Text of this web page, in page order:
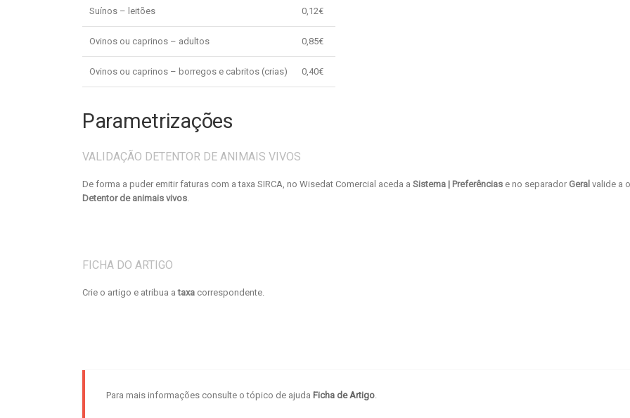
Suínos – leitões 0,12€
Ovinos ou caprinos – adultos 0,85€
Ovinos ou caprinos – borregos e cabritos (crias) 0,40€
Parametrizações
VALIDAÇÃO DETENTOR DE ANIMAIS VIVOS
De forma a puder emitir faturas com a taxa SIRCA, no Wisedat Comercial aceda a Sistema | Preferências e no separador Geral valide a
Detentor de animais vivos.
FICHA DO ARTIGO
Crie o artigo e atribua ataxa correspondente.
Para mais informações consulte o tópico de ajuda Ficha de Artigo.